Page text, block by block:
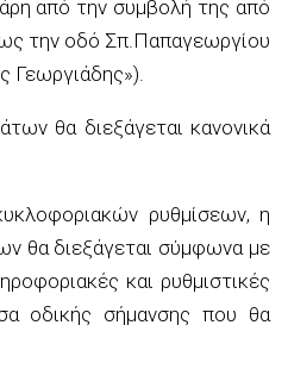
από την συμβολή της από
την οδό Σπ.Παπαγεωργίου
Γεωργιάδης»).
θα διεξάγεται κανονικά
ρυθμίσεων, η
θα διεξάγεται σύμφωνα με
και ρυθμιστικές
οδικής σήμανσης που θα